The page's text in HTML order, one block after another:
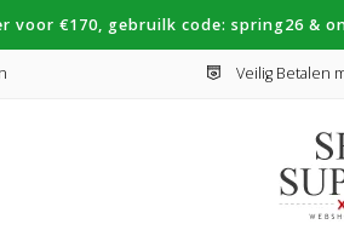
voor €170, gebruilk code: spring26 &
Veilig Betalen